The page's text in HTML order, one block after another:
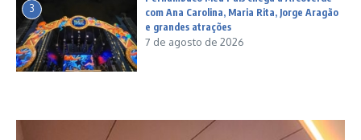
3
com Ana Carolina, Maria Rita, Jorge Aragão
e grandes atrações
7 de agosto de 2026